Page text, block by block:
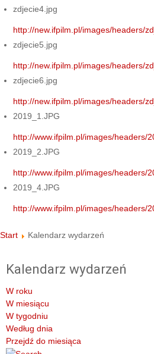
zdjecie4.jpg
http://new.ifpilm.pl/images/headers/
zdjecie5.jpg
http://new.ifpilm.pl/images/headers/
zdjecie6.jpg
http://new.ifpilm.pl/images/headers/
2019_1.JPG
http://www.ifpilm.pl/images/headers/
2019_2.JPG
http://www.ifpilm.pl/images/headers/
2019_4.JPG
http://www.ifpilm.pl/images/headers/
Start Kalendarz wydarzeń
Kalendarz wydarzeń
W roku
W miesiącu
W tygodniu
Według dnia
Przejdź do miesiąca